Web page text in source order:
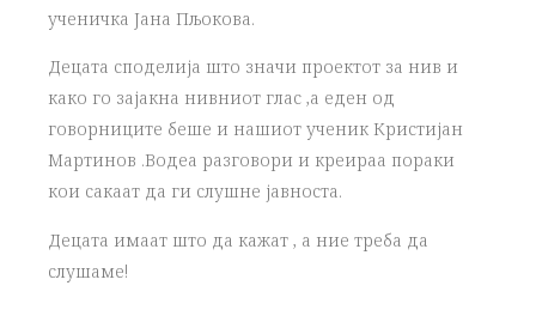
ученичка Јана Пљокова.
Децата споделија што значи проектот за нив и
како го зајакна нивниот глас ,а еден од
говорниците беше и нашиот ученик Кристијан
Мартинов .Водеа разговори и креираа пораки
кои сакаат да ги слушне јавноста.
Децата имаат што да кажат , а ние треба да
слушаме!